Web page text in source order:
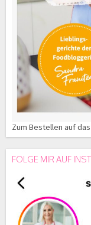
Zum Bestellen auf
FOLGE MIR AUF